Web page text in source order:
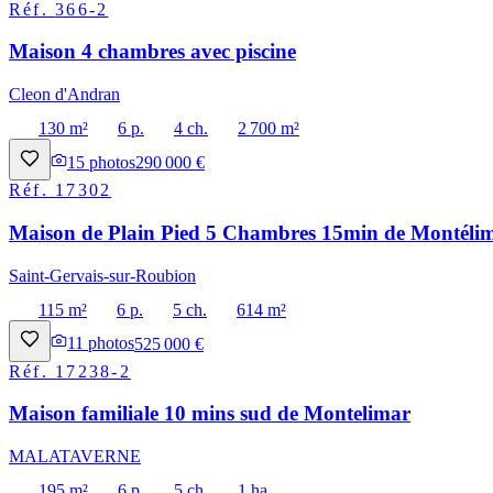
Réf.366-2
Maison 4 chambres avec piscine
Cleon d'Andran
130 m²
6 p. 4 ch.
2 700 m²
15 photos290 000 €
Réf. 17302
Maison de Plain Pied 5 Chambres 15min de
Saint-Gervais-sur-Roubion
115 m²
6 p. 5 ch.
614 m²
11 photos525 000 €
Réf. 17238-2
Maison familiale 10 mins sud de Montelimar
MALATAVERNE